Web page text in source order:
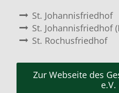
St. Johannisfriedhof
St. Johannisfriedhof
St. Rochusfriedhof
Zur Webseite des
e.V.